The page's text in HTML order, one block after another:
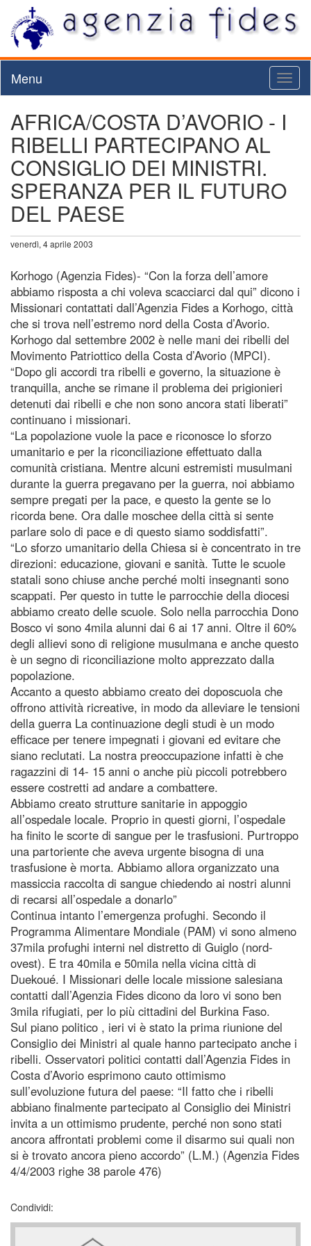
Menu
AFRICA/COSTA D’AVORIO - I
RIBELLI PARTECIPANO AL
CONSIGLIO DEI MINISTRI.
SPERANZA PER IL FUTURO
DEL PAESE
venerdì, 4 aprile 2003
Korhogo (Agenzia Fides)- “Con la forza dell’amore
abbiamo risposta a chi voleva scacciarci dal qui” dicono i
Missionari contattati dall’Agenzia Fides a Korhogo, città
che si trova nell’estremo nord della Costa d’Avorio.
Korhogo dal settembre 2002 è nelle mani dei ribelli del
Movimento Patriottico della Costa d’Avorio (MPCI).
“Dopo gli accordi tra ribelli e governo, la situazione è
tranquilla, anche se rimane il problema dei prigionieri
detenuti dai ribelli e che non sono ancora stati liberati”
continuano i missionari.
“La popolazione vuole la pace e riconosce lo sforzo
umanitario e per la riconciliazione effettuato dalla
comunità cristiana. Mentre alcuni estremisti musulmani
durante la guerra pregavano per la guerra, noi abbiamo
sempre pregati per la pace, e questo la gente se lo
ricorda bene. Ora dalle moschee della città si sente
parlare solo di pace e di questo siamo soddisfatti”.
“Lo sforzo umanitario della Chiesa si è concentrato in tre
direzioni: educazione, giovani e sanità. Tutte le scuole
statali sono chiuse anche perché molti insegnanti sono
scappati. Per questo in tutte le parrocchie della diocesi
abbiamo creato delle scuole. Solo nella parrocchia Dono
Bosco vi sono 4mila alunni dai 6 ai 17 anni. Oltre il 60%
degli allievi sono di religione musulmana e anche questo
è un segno di riconciliazione molto apprezzato dalla
popolazione.
Accanto a questo abbiamo creato dei doposcuola che
offrono attività ricreative, in modo da alleviare le tensioni
della guerra La continuazione degli studi è un modo
efficace per tenere impegnati i giovani ed evitare che
siano reclutati. La nostra preoccupazione infatti è che
ragazzini di 14- 15 anni o anche più piccoli potrebbero
essere costretti ad andare a combattere.
Abbiamo creato strutture sanitarie in appoggio
all’ospedale locale. Proprio in questi giorni, l’ospedale
ha finito le scorte di sangue per le trasfusioni. Purtroppo
una partoriente che aveva urgente bisogna di una
trasfusione è morta. Abbiamo allora organizzato una
massiccia raccolta di sangue chiedendo ai nostri alunni
di recarsi all’ospedale a donarlo”
Continua intanto l’emergenza profughi. Secondo il
Programma Alimentare Mondiale (PAM) vi sono almeno
37mila profughi interni nel distretto di Guiglo (nord-
ovest). E tra 40mila e 50mila nella vicina città di
Duekoué. I Missionari delle locale missione salesiana
contatti dall’Agenzia Fides dicono da loro vi sono ben
3mila rifugiati, per lo più cittadini del Burkina Faso.
Sul piano politico , ieri vi è stato la prima riunione del
Consiglio dei Ministri al quale hanno partecipato anche i
ribelli. Osservatori politici contatti dall’Agenzia Fides in
Costa d’Avorio esprimono cauto ottimismo
sull’evoluzione futura del paese: “Il fatto che i ribelli
abbiano finalmente partecipato al Consiglio dei Ministri
invita a un ottimismo prudente, perché non sono stati
ancora affrontati problemi come il disarmo sui quali non
si è trovato ancora pieno accordo” (L.M.) (Agenzia Fides
4/4/2003 righe 38 parole 476)
Condividi: